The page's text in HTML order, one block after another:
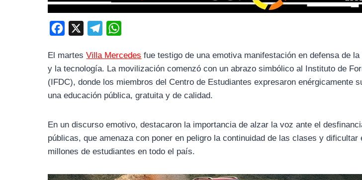
c
e
b
l
e
g
r
a
t
s
El martesVilla Mercedes fue testigo de una emotiva manifestación en defensa de
y la tecnología. La movilización comenzó con un abrazo simbólico al Instituto de
(IFDC), donde los miembros del Centro de Estudiantes expresaron enérgicamente
una educación pública, gratuita y de calidad.
En un discurso emotivo, destacaron la importancia de alzar la voz ante el
públicas, que amenaza con poner en peligro la continuidad de las clases y
millones de estudiantes en todo el país.